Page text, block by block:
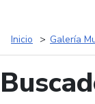
Inicio Galería